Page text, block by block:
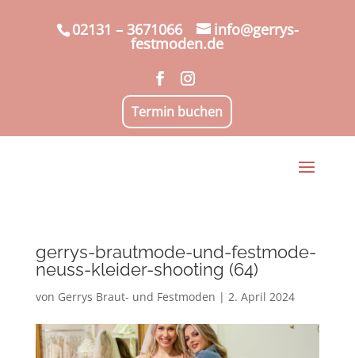
02131 – 3671066 info@gerrys-
festmoden.de
Termin buchen
gerrys-brautmode-und-festmode-
neuss-kleider-shooting (64)
von Gerrys Braut- und Festmoden | 2. April 2024